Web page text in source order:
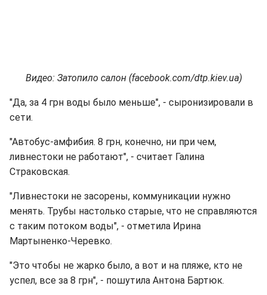
Видео: Затопило салон (facebook.com/dtp.kiev.ua)
"Да, за 4 грн воды было меньше", - сыронизировали в
сети.
"Автобус-амфибия. 8 грн, конечно, ни при чем,
ливнестоки не работают", - считает Галина
Страковская.
"Ливнестоки не засорены, коммуникации нужно
менять. Трубы настолько старые, что не справляются
с таким потоком воды", - отметила Ирина
Мартыненко-Черевко.
"Это чтобы не жарко было, а вот и на пляже, кто не
успел, все за 8 грн", - пошутила Антона Бартюк.